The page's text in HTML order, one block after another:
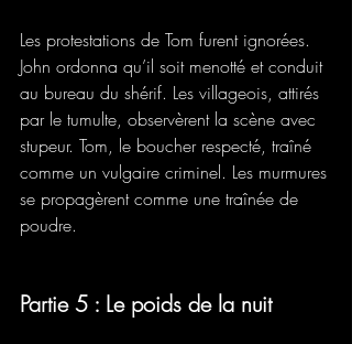
Les protestations de Tom furent ignorées.
John ordonna qu’il soit menotté et conduit
au bureau du shérif. Les villageois, attirés
par le tumulte, observèrent la scène avec
stupeur. Tom, le boucher respecté, traîné
comme un vulgaire criminel. Les murmures
se propagèrent comme une traînée de
poudre.
Partie 5 : Le poids de la nuit